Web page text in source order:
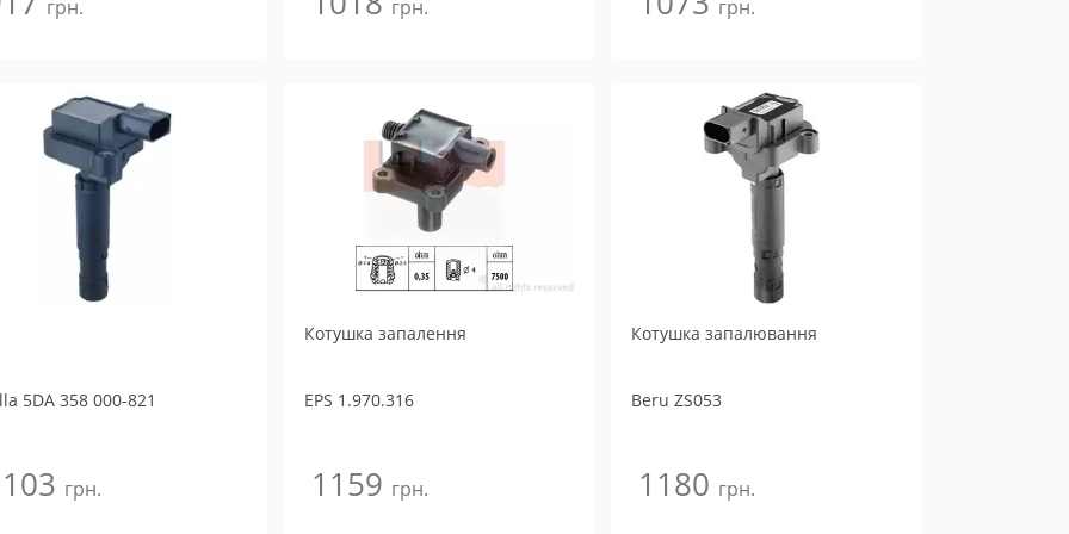
грн. грн. грн.
5DA 358 000-821
грн.
Котушка запалення
EPS 1.970.316
1159 грн.
Котушка запалювання
Beru ZS053
1180 грн.